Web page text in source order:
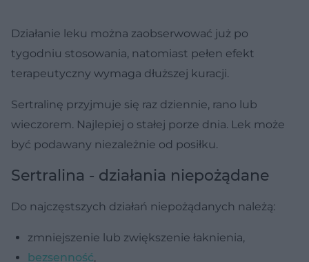
Działanie leku można zaobserwować już po
tygodniu stosowania, natomiast pełen efekt
terapeutyczny wymaga dłuższej kuracji.
Sertralinę przyjmuje się raz dziennie, rano lub
wieczorem. Najlepiej o stałej porze dnia. Lek może
być podawany niezależnie od posiłku.
Sertralina - działania niepożądane
Do najczęstszych działań niepożądanych należą:
zmniejszenie lub zwiększenie łaknienia,
bezsenność,